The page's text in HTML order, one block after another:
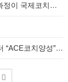
ACE(Awareness Coaching Expert)코치 양성과정이 국제코치연맹 PCC 자격 인증 과정(ACTP)으로 승인받았습니다.
국제코치연맹(ICF)으로부터 알아차림코칭센터 “ACE코치양성”과정이 ACTP(ACC,PCC자격인증)으로 인정되었습니다.